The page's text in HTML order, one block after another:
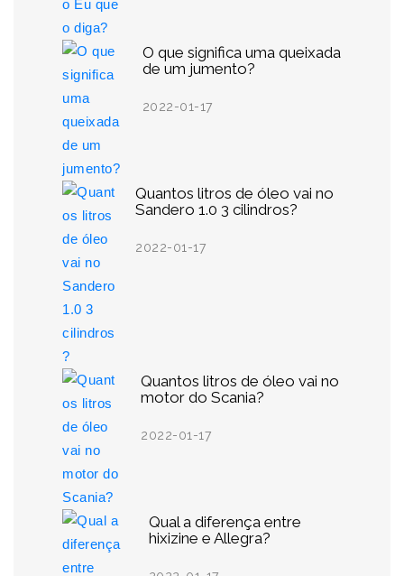
O que significa uma queixada
de um jumento?
2022-01-17
Quantos litros de óleo vai no
Sandero 1.0 3 cilindros?
2022-01-17
Quantos litros de óleo vai no
motor do Scania?
2022-01-17
Qual a diferença entre
hixizine e Allegra?